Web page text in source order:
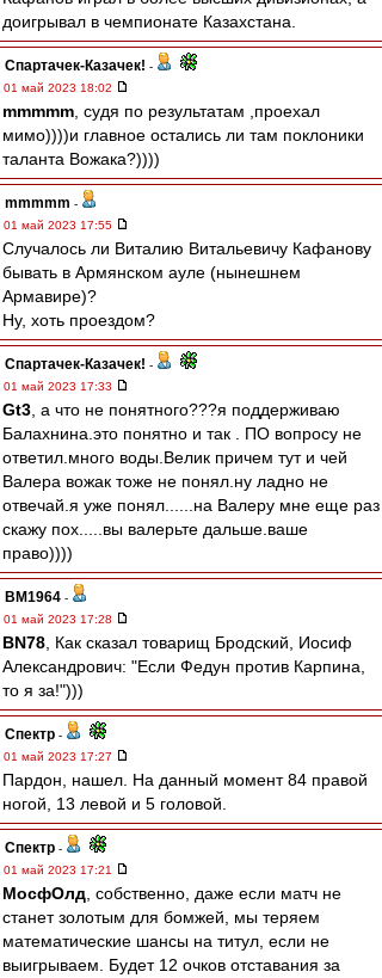
доигрывал в чемпионате Казахстана.
Спартачек-Казачек! -
01 май 2023 18:02
mmmmm , судя по результатам ,проехал
мимо))))и главное остались ли там поклоники
таланта Вожака?))))
mmmmm -
01 май 2023 17:55
Случалось ли Виталию Витальевичу Кафанову
бывать в Армянском ауле (нынешнем
Армавире)?
Ну, хоть проездом?
Спартачек-Казачек! -
01 май 2023 17:33
Gt3 , а что не понятного???я поддерживаю
Балахнина.это понятно и так . ПО вопросу не
ответил.много воды.Велик причем тут и чей
Валера вожак тоже не понял.ну ладно не
отвечай.я уже понял......на Валеру мне еще раз
скажу пох.....вы валерьте дальше.ваше
право))))
BM1964 -
01 май 2023 17:28
BN78 , Как сказал товарищ Бродский, Иосиф
Александрович: "Если Федун против Карпина,
то я за!")))
Спектр -
01 май 2023 17:27
Пардон, нашел. На данный момент 84 правой
ногой, 13 левой и 5 головой.
Спектр -
01 май 2023 17:21
МосфОлд , собственно, даже если матч не
станет золотым для бомжей, мы теряем
математические шансы на титул, если не
выигрываем. Будет 12 очков отставания за